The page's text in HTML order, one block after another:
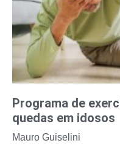
Programa de
quedas em idosos
Mauro Guiselini